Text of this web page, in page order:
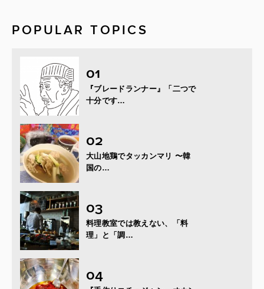
POPULAR TOPICS
『ブレードランナー』「二つで
十分です…
大山地鶏でタッカンマリ 〜韓
国の…
料理教室では教えない、「料
理」と「調…